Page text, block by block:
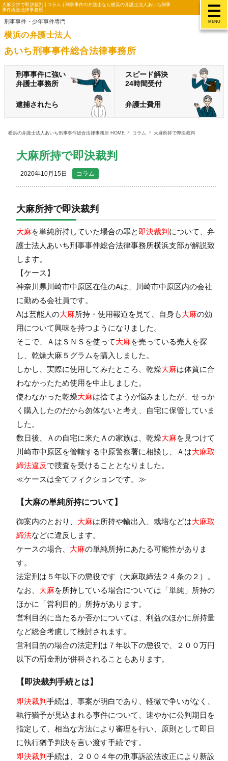
MENU
大麻所持で即決裁判 | コラム | 刑事事件の弁護士なら横浜の弁護士法人あいち刑事
事件総合法律事務所
刑事事件・少年事件専門
横浜の弁護士法人
あいち刑事事件総合法律事務所
刑事事件に強い
弁護士事務所
スピード解決
24時間受付
逮捕されたら 弁護士費用
横浜の弁護士法人あいち刑事事件総合法律事務所 HOME コラム 大麻所持で即決裁判
大麻所持で即決裁判
2020年10月15日 コラム
大麻所持で即決裁判
大麻を単純所持していた場合の罪と 即決裁判 について、弁
護士法人あいち刑事事件総合法律事務所横浜支部が解説致
します。
【ケース】
神奈川県川崎市中原区在住のAは、川崎市中原区内の会社
に勤める会社員です。
Aは芸能人の大麻所持・使用報道を見て、自身も大麻の効
用について興味を持つようになりました。
そこで、ＡはＳＮＳを使って大麻を売っている売人を探
し、乾燥大麻５グラムを購入しました。
しかし、実際に使用してみたところ、乾燥大麻は体質に合
わなかったため使用を中止しました。
使わなかった乾燥大麻は捨てようか悩みましたが、せっか
く購入したのだから勿体ないと考え、自宅に保管していま
した。
数日後、Ａの自宅に来たＡの家族は、乾燥大麻を見つけて
川崎市中原区を管轄する中原警察署に相談し、Ａは大麻取
締法違反で捜査を受けることとなりました。
≪ケースは全てフィクションです。≫
【大麻の単純所持について】
御案内のとおり、 大麻は所持や輸出入、栽培などは大麻取
締法などに違反します。
ケースの場合、 大麻の単純所持にあたる可能性がありま
す。
法定刑は５年以下の懲役です（大麻取締法２４条の２）。
なお、 大麻を所持している場合については「単純」所持の
ほかに「営利目的」所持があります。
営利目的に当たるか否かについては、利益のほかに所持量
など総合考慮して検討されます。
営利目的の場合の法定刑は７年以下の懲役で、２００万円
以下の罰金刑が併科されることもあります。
【即決裁判手続とは】
即決裁判 手続は、事案が明白であり、軽微で争いがなく、
執行猶予が見込まれる事件について、速やかに公判期日を
指定して、相当な方法により審理を行い、原則として即日
に執行猶予判決を言い渡す手続です。
即決裁判 手続は、２００４年の刑事訴訟法改正により新設